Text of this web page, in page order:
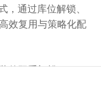
，通过库位解锁、
效复用与策略化配
的双重门槛